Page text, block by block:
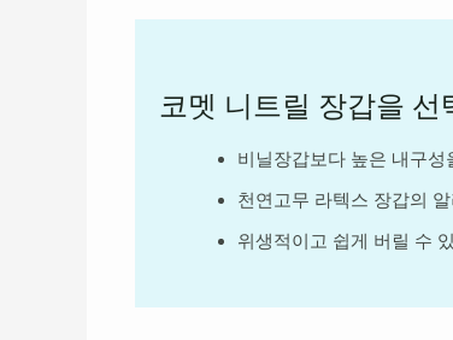
코멧 니트릴 장갑을 선
비닐장갑보다 높은 내구
천연고무 라텍스 장갑의
위생적이고 쉽게 버릴 수